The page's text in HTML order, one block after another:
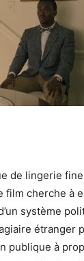
de lingerie
cherche à
système
étranger
publique à